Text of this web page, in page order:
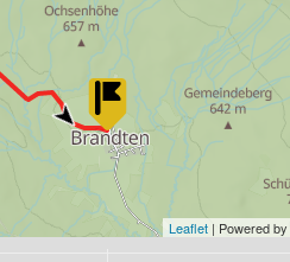
Leaflet | Powered by